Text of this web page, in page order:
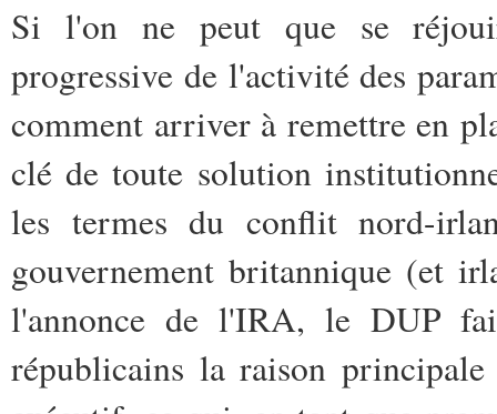
Si l'on ne peut que se
progressive de l'activité des
comment arriver à remettre en
clé de toute solution
les termes du conflit nord-
gouvernement britannique (et
l'annonce de l'IRA, le DUP
républicains la raison